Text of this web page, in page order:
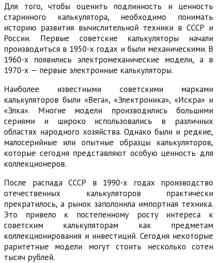
Для того, чтобы оценить подлинность и ценность
старинного калькулятора, необходимо понимать
историю развития вычислительной техники в СССР и
России. Первые советские калькуляторы начали
производиться в 1950-х годах и были механическими. В
1960-х появились электромеханические модели, а в
1970-х — первые электронные калькуляторы.
Наиболее известными советскими марками
калькуляторов были «Вега», «Электроника», «Искра» и
«Элка». Многие модели производились большими
сериями и широко использовались в различных
областях народного хозяйства. Однако были и редкие,
малосерийные или опытные образцы калькуляторов,
которые сегодня представляют особую ценность для
коллекционеров.
После распада СССР в 1990-х годах производство
отечественных калькуляторов практически
прекратилось, а рынок заполонила импортная техника.
Это привело к постепенному росту интереса к
советским калькуляторам как предметам
коллекционирования и инвестиций. Сегодня некоторые
раритетные модели могут стоить несколько сотен
тысяч рублей.